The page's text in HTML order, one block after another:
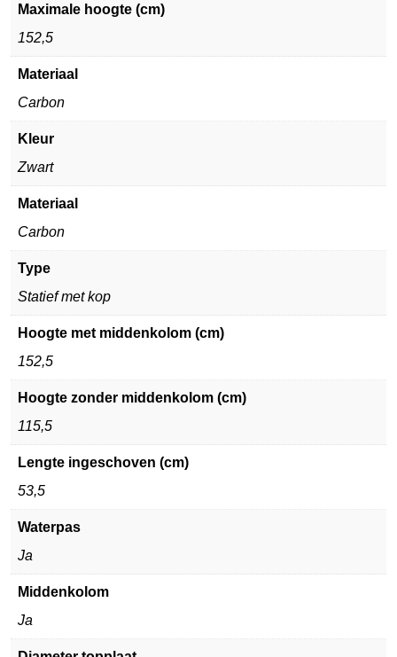
Maximale hoogte (cm)
152,5
Materiaal
Carbon
Kleur
Zwart
Materiaal
Carbon
Type
Statief met kop
Hoogte met middenkolom (cm)
152,5
Hoogte zonder middenkolom (cm)
115,5
Lengte ingeschoven (cm)
53,5
Waterpas
Ja
Middenkolom
Ja